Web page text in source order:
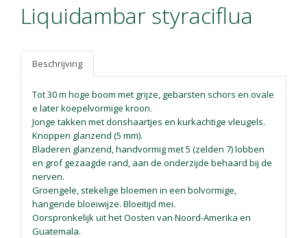
Liquidambar styraciflua
Beschrijving
Tot 30 m hoge boom met grijze, gebarsten schors en ovale
e later koepelvormige kroon.
Jonge takken met donshaartjes en kurkachtige vleugels.
Knoppen glanzend (5 mm).
Bladeren glanzend, handvormig met 5 (zelden 7) lobben
en grof gezaagde rand, aan de onderzijde behaard bij de
nerven.
Groengele, stekelige bloemen in een bolvormige,
hangende bloeiwijze. Bloeitijd mei.
Oorspronkelijk uit het Oosten van Noord-Amerika en
Guatemala.